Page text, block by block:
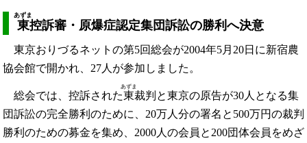
東
あずま
控訴審・原爆症認定集団訴訟の勝利へ決意
東京おりづるネットの第5回総会が2004年5月20日に新宿農
協会館で開かれ、27人が参加しました。
総会では、控訴された東
あずま
裁判と東京の原告が30人となる集
団訴訟の完全勝利のために、20万人分の署名と500万円の裁判
勝利のための募金を集め、2000人の会員と200団体会員をめざ